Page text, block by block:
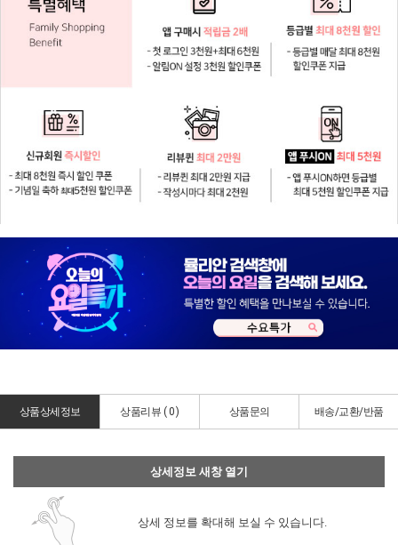
상품상세정보 상품리뷰 ( 0) 상품문의 배송/교환/반품
상세정보 새창 열기
상세 정보를 확대해 보실 수 있습니다.